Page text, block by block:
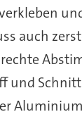
auch
und